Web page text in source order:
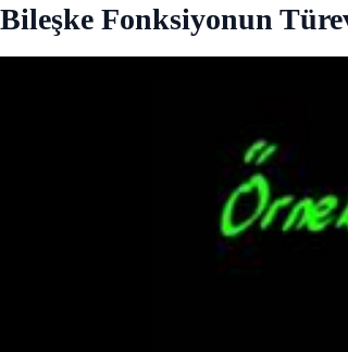
Bileşke Fonksiyonun